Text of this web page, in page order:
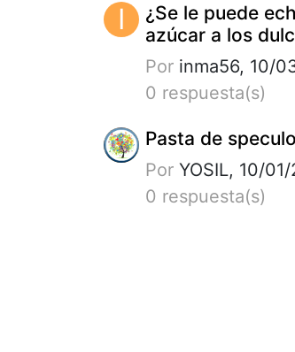
I
¿Se le puede
azúcar a los
Por inma56, 10/
0 respuesta(s)
Pasta de
Por YOSIL, 10/
0 respuesta(s)